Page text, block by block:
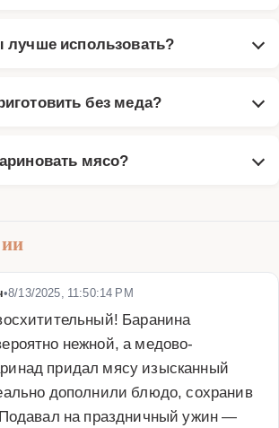
лучше использовать?
без меда?
мясо?
•8/13/2025, 11:50:14 PM
Баранина
нежной, а медово-
придал мясу изысканный
дополнили блюдо, сохранив
на праздничный ужин —